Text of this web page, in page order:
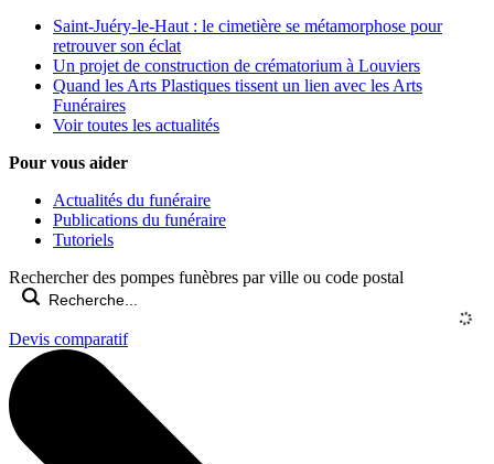
Saint-Juéry-le-Haut : le cimetière se métamorphose pour
retrouver son éclat
Un projet de construction de crématorium à Louviers
Quand les Arts Plastiques tissent un lien avec les Arts
Funéraires
Voir toutes les actualités
Pour vous aider
Actualités du funéraire
Publications du funéraire
Tutoriels
Rechercher des pompes funèbres par ville ou code postal
Devis comparatif